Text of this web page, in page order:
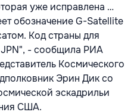
уже исправлена …
обозначение G-Satellite
Код страны для
JPN", - сообщила РИА
Космического
Эрин Дик со
эскадрильи
США.